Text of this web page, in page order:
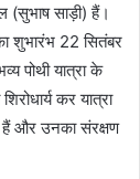
साड़ी) हैं।
शुभारंभ 22 सितंबर
पोथी यात्रा के
कर यात्रा
हैं और उनका संरक्षण